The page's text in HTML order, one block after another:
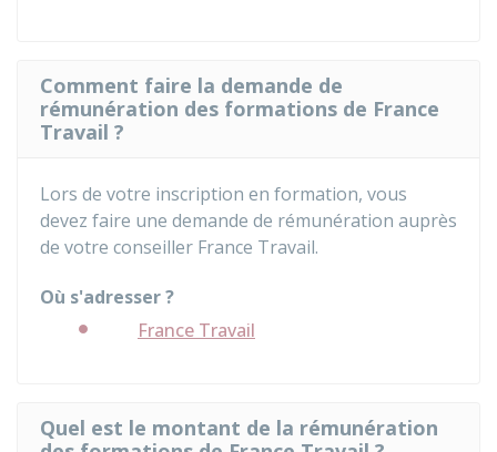
Comment faire la demande de
rémunération des formations de France
Travail ?
Lors de votre inscription en formation, vous
devez faire une demande de rémunération auprès
de votre conseiller France Travail.
Où s'adresser ?
France Travail
Quel est le montant de la rémunération